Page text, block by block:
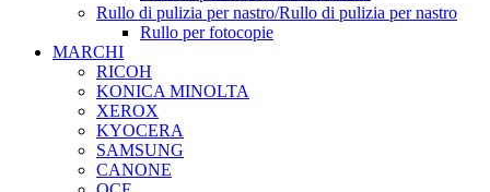
Rullo di pulizia per nastro/Rullo di pulizia per nastro
Rullo per fotocopie
MARCHI
RICOH
KONICA MINOLTA
XEROX
KYOCERA
SAMSUNG
CANONE